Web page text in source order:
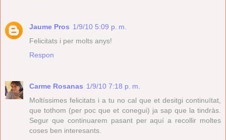
Jaume Pros 1/9/10 5:09 p. m.
Felicitats i per molts anys!
Respon
Carme Rosanas 1/9/10 7:18 p. m.
Moltíssimes felicitats i a tu no cal que et desitgi continuïtat,
que tothom (per poc que et conegui) ja sap que la tindràs.
Segur que continuarem pasant per aquí a recollir moltes
coses ben interesants.